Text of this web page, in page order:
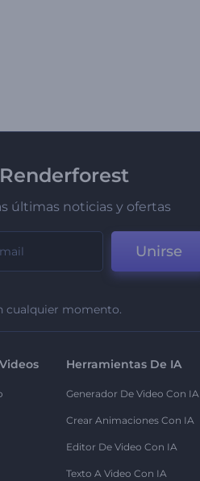
últimas noticias y ofertas
Unirse
cualquier momento.
Herramientas De IA
Generador De Video Con IA
Crear Animaciones Con IA
Editor De Video Con IA
Texto A Video Con IA